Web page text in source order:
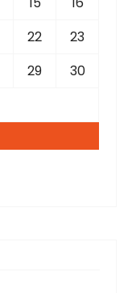
22
23
29
30